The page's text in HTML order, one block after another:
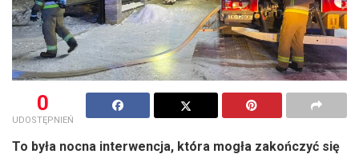
0
UDOSTĘPNIEŃ
To była nocna interwencja, która mogła zakończyć się